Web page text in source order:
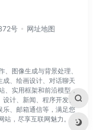
号 网址地图
图像生成与背景处理、
、绘画设计、对话聊天
、实用框架和前沿模型，
设计、新闻、程序开发、
、邮箱通信等，满足您
，尽享互联网魅力。